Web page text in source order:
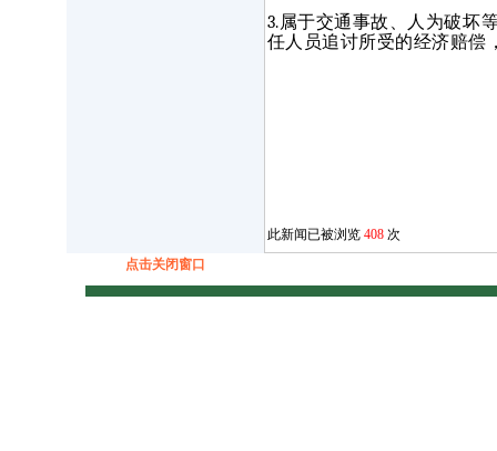
3.属于交通事故、人为破坏
任人员追讨所受的经济赔偿
此新闻已被浏览 408次
点击关闭窗口